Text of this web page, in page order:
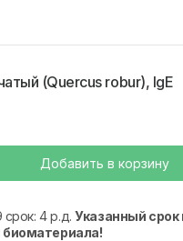
(Quercus robur), IgE
Добавить в корзину
срок: 4 р.д.Указанный
биоматериала!